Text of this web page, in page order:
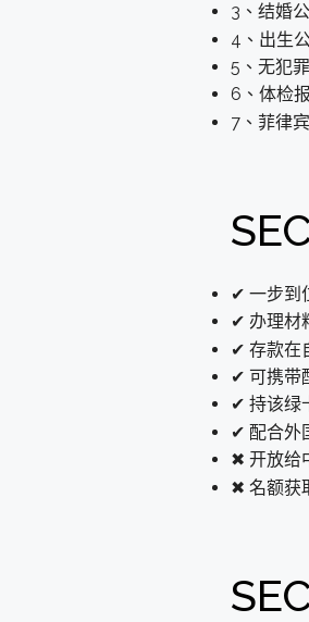
3、结婚
4、出生
5、无犯
6、体检
7、菲律
✔ 一步到
✔ 办理材
✔ 存款在
✔ 可携带
✔ 持该绿
✔ 配合外
✖ 开放给
✖ 名额获